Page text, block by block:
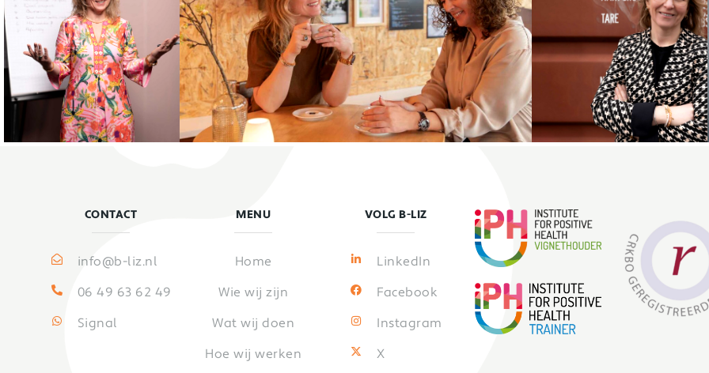
CONTACT
info@b-liz.nl
06 49 63 62 49
Signal
MENU
Home
Wie wij zijn
Wat wij doen
Hoe wij werken
VOLG B-LIZ
LinkedIn
Facebook
Instagram
X